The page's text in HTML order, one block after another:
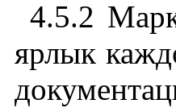
4.5.2
ярлык